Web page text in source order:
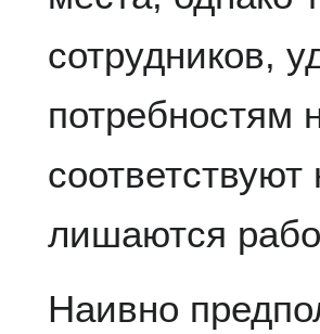
сотрудников,
потребностям
лишаются
Наивно